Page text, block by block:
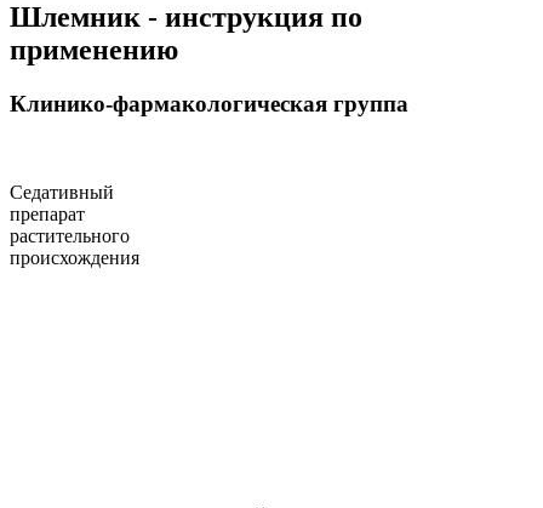
Шлемник - инструкция по
применению
Клинико-фармакологическая группа
Седативный
препарат
растительного
происхождения